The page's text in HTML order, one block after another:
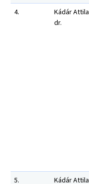
4.
Kádár Attila
dr.
5.
Kádár Attila